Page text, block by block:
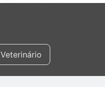
Veterinário